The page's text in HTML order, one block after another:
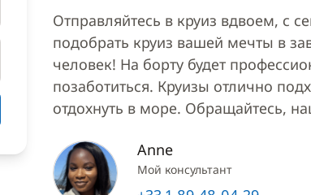
Отправляйтесь в круиз вдвоем,
подобрать круиз вашей мечты в
человек! На борту будет
позаботиться. Круизы отлично
отдохнуть в море. Обращайтесь,
Anne
Мой консультант